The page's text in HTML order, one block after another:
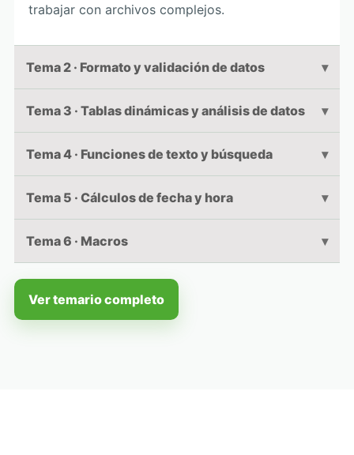
trabajar con archivos complejos.
Tema 2 · Formato y validación de datos
Tema 3 · Tablas dinámicas y análisis de datos
Tema 4 · Funciones de texto y búsqueda
Tema 5 · Cálculos de fecha y hora
Tema 6 · Macros
Ver temario completo